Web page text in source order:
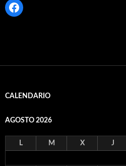
Facebook
CALENDARIO
AGOSTO 2026
L M X J